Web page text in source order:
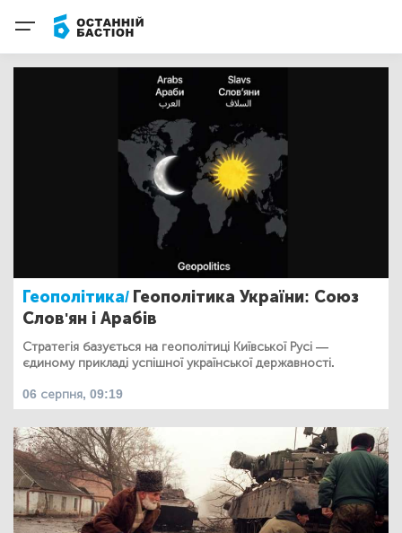
Геополітика/ Геополітика України: Союз
Слов'ян і Арабів
Стратегія базується на геополітиці Київської Русі —
єдиному прикладі успішної української державності.
06 серпня, 09:19